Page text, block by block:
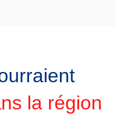
la région